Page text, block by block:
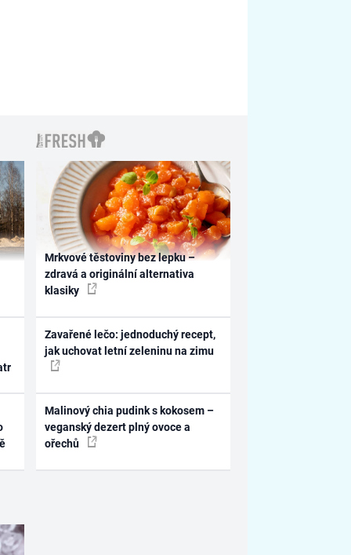
Mrkvové těstoviny bez lepku –
zdravá a originální alternativa
klasiky
Zavařené lečo: jednoduchý recept,
jak uchovat letní zeleninu na zimu
Malinový chia pudink s kokosem –
veganský dezert plný ovoce a
ořechů